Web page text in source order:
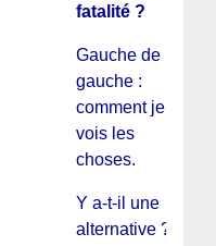
fatalité ?
Gauche de
gauche :
comment je
vois les
choses.
Y a-t-il une
alternative ?